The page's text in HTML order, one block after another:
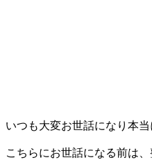
いつも大変お世話になり本
こちらにお世話になる前は